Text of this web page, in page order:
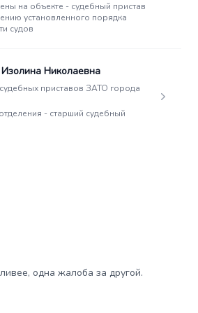
на объекте - судебный пристав
установленного порядка
судов
Николаевна
приставов ЗАТО города
- старший судебный
одна жалоба за другой.